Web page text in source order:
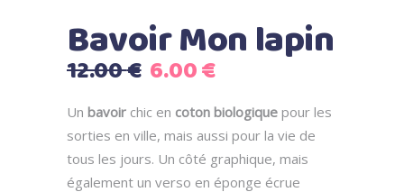
Bavoir Mon lapin
12.00€ Le
initial
était :
12.00 €.
6.00€Le
actuel
est :
6.00 €.
Un bavoir chic en coton biologique pour les
sorties en ville, mais aussi pour la vie de
tous les jours. Un côté graphique, mais
également un verso en éponge écrue